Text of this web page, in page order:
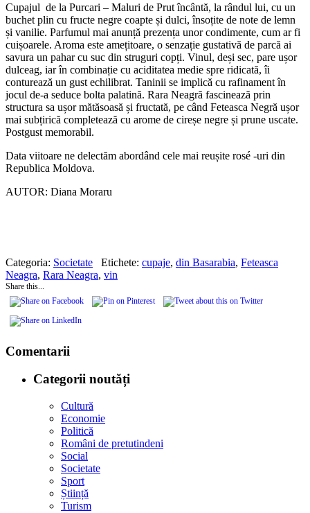
Cupajul de la Purcari – Maluri de Prut încântă, la rândul lui, cu un
buchet plin cu fructe negre coapte și dulci, însoțite de note de lemn
și vanilie. Parfumul mai anunță prezența unor condimente, cum ar fi
cuișoarele. Aroma este amețitoare, o senzație gustativă de parcă ai
savura un pahar cu suc din struguri copți. Vinul, deși sec, pare ușor
dulceag, iar în combinație cu aciditatea medie spre ridicată, îi
conturează un gust echilibrat. Taninii se implică cu rafinament în
jocul de-a seduce bolta palatină. Rara Neagră fascinează prin
structura sa ușor mătăsoasă și fructată, pe când Feteasca Negră ușor
mai subțirică completează cu arome de cireșe negre și prune uscate.
Postgust memorabil.
Data viitoare ne delectăm abordând cele mai reușite rosé -uri din
Republica Moldova.
AUTOR: Diana Moraru
Categoria: Societate Etichete: cupaje, din Basarabia, Feteasca
Neagra, Rara Neagra, vin
Share this...
Comentarii
Categorii noutăți
Cultură
Economie
Politică
Români de pretutindeni
Social
Societate
Sport
Știință
Turism